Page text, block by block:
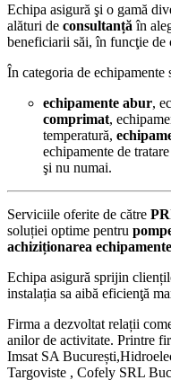
Echipa asigură şi o gamă
alături de consultanțăîn
beneficiarii săi, în funcţie de
În categoria de echipamente
echipamente abur,
comprimat,
temperatură,
echipamente de
şi nu numai.
Serviciile oferite de către
soluției optime pentru
achiziționarea
Echipa asigură sprijin
instalația sa aibă eficienţă
Firma a dezvoltat relații
anilor de activitate. Printre
Imsat SA
Targoviste , Cofely SRL